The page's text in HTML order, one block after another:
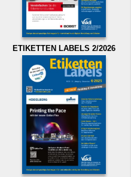
ETIKETTEN LABELS 2/2026